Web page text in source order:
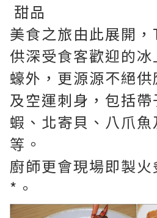
甜品
美食之旅由此展開
供深受食客歡迎的
蠔外，更源源不絕
及空運刺身，包括
蝦、北寄貝、八爪
等。
廚師更會現場即製
*。